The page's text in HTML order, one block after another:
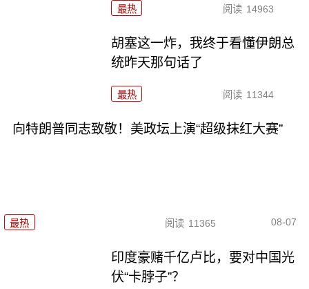
最热 阅读 14963
胡塞这一炸，我终于看懂伊朗总
统昨天那句话了
最热 阅读 11344
向特朗普同志致敬！美政坛上演“超级抹红大赛”
最热 阅读 11365 08-07
印度豪赌千亿卢比，要对中国光
伏“卡脖子”？